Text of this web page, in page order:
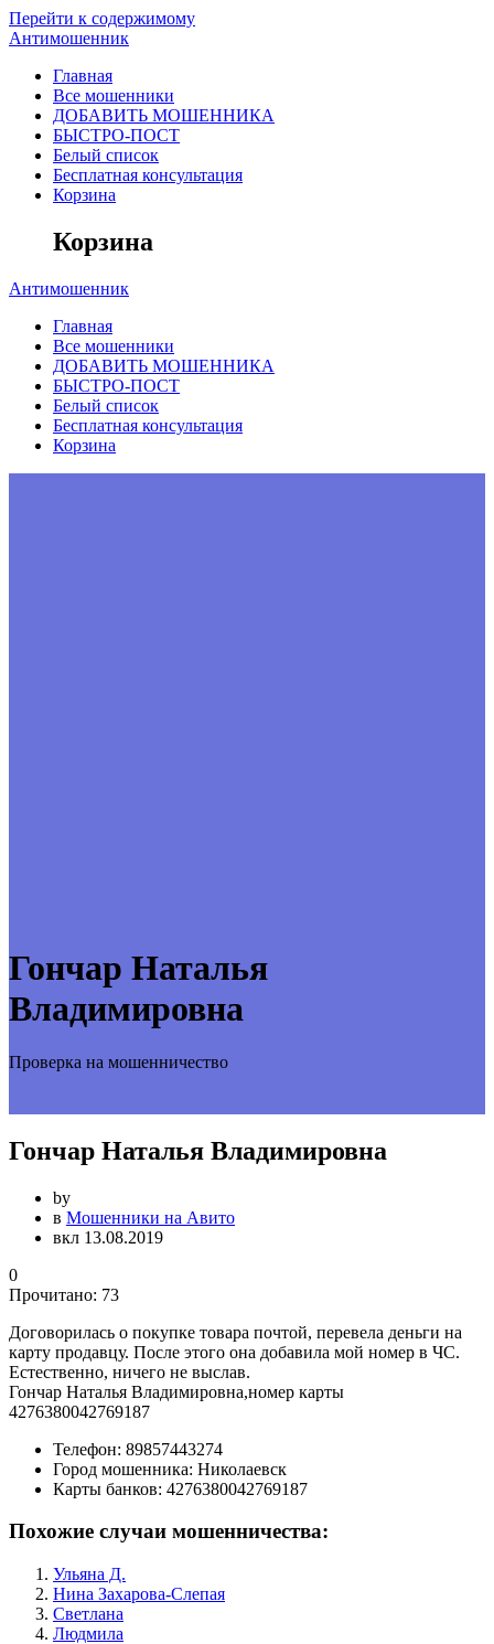
Перейти к содержимому
Антимошенник
Главная
Все мошенники
ДОБАВИТЬ МОШЕННИКА
БЫСТРО-ПОСТ
Белый список
Бесплатная консультация
Корзина
Корзина
Антимошенник
Главная
Все мошенники
ДОБАВИТЬ МОШЕННИКА
БЫСТРО-ПОСТ
Белый список
Бесплатная консультация
Корзина
Гончар Наталья
Владимировна
Проверка на мошенничество
Гончар Наталья Владимировна
by
в Мошенники на Авито
вкл 13.08.2019
0
Прочитано: 73
Договорилась о покупке товара почтой, перевела деньги на
карту продавцу. После этого она добавила мой номер в ЧС.
Естественно, ничего не выслав.
Гончар Наталья Владимировна,номер карты
4276380042769187
Телефон: 89857443274
Город мошенника: Николаевск
Карты банков: 4276380042769187
Похожие случаи мошенничества:
Ульяна Д.
Нина Захарова-Слепая
Светлана
Людмила